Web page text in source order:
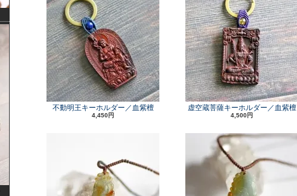
不動明王キーホルダー／血紫檀
4,450円
虚空蔵菩薩キーホルダー／血紫檀
4,500円